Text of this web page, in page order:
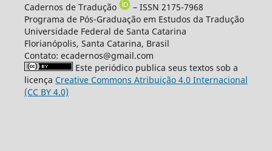
Cadernos de Tradução
– ISSN 2175-7968
Programa de Pós-Graduação em Estudos da Tradução
Universidade Federal de Santa Catarina
Florianópolis, Santa Catarina, Brasil
Contato: ecadernos@gmail.com
Este periódico publica seus textos sob a
licença Creative Commons Atribuição 4.0 Internacional
(CC BY 4.0)